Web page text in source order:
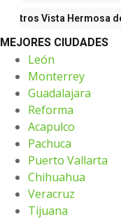
Otros Vista Hermosa
MEJORES CIUDADES
León
Monterrey
Guadalajara
Reforma
Acapulco
Pachuca
Puerto Vallarta
Chihuahua
Veracruz
Tijuana